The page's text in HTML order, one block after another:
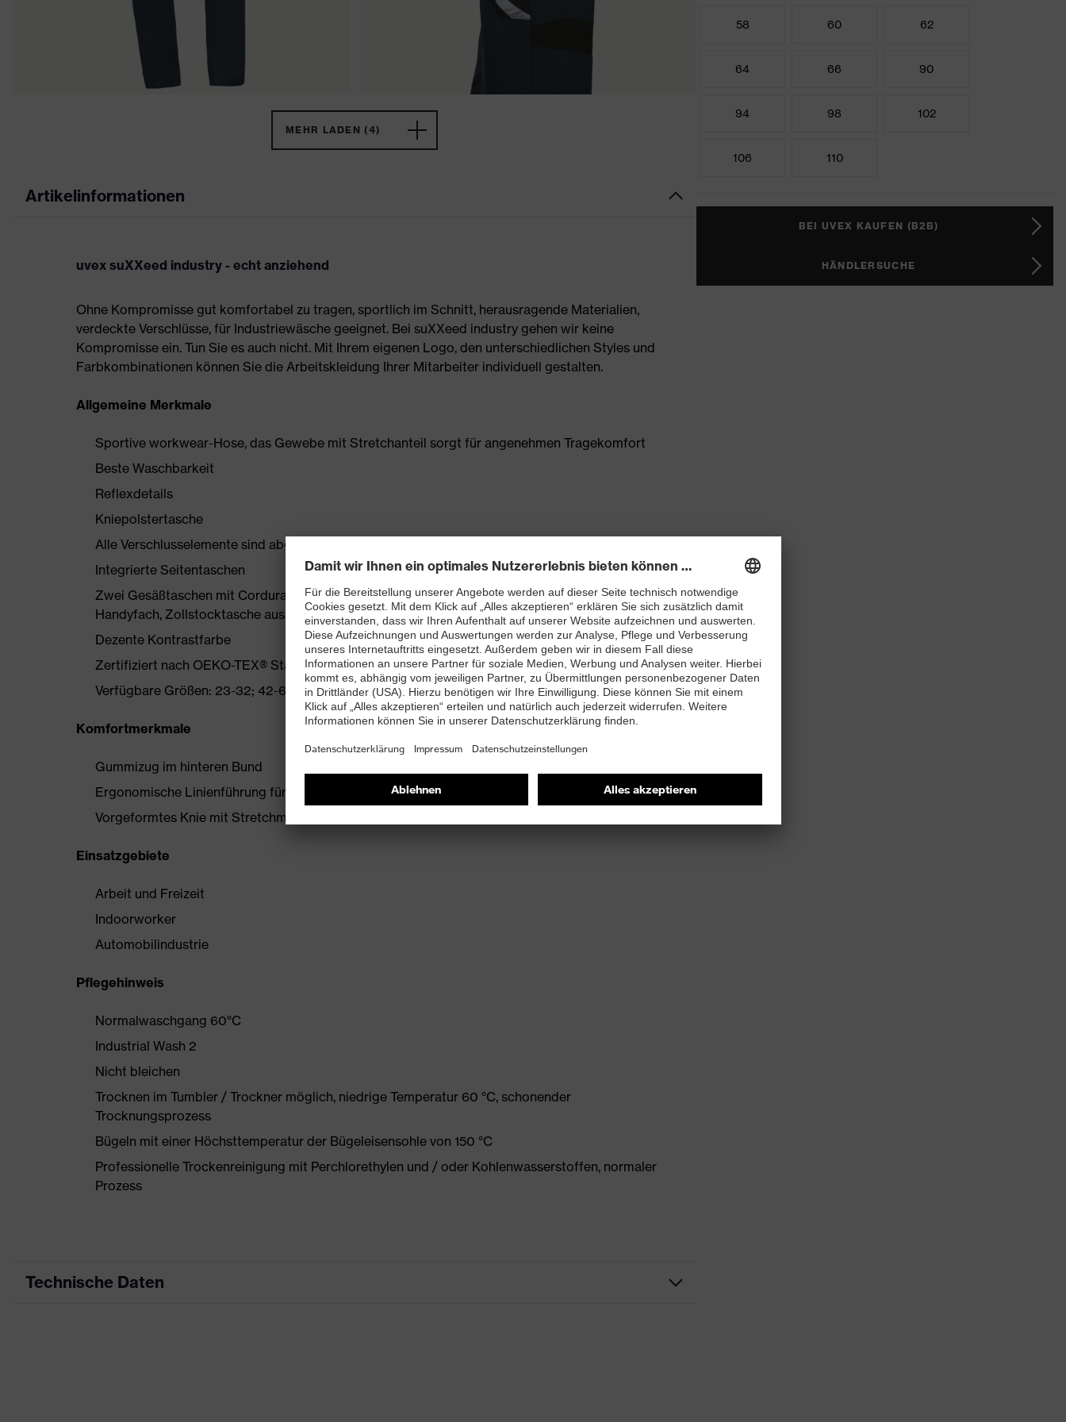
MEHR LADEN (4)
Artikelinformationen
uvex suXXeed industry - echt anziehend
Ohne Kompromisse gut komfortabel zu tragen, sportlich im Schnitt, herausragende Materialien,
verdeckte Verschlüsse, für Industriewäsche geeignet. Bei suXXeed industry gehen wir keine
Kompromisse ein. Tun Sie es auch nicht. Mit Ihrem eigenen Logo, den unterschiedlichen Styles und
Farbkombinationen können Sie die Arbeitskleidung Ihrer Mitarbeiter individuell gestalten.
Allgemeine Merkmale
Sportive workwear-Hose, das Gewebe mit Stretchanteil sorgt für angenehmen Tragekomfort
Beste Waschbarkeit
Reflexdetails
Kniepolstertasche
Alle Verschlusselemente sind abgedeckt
Integrierte Seitentaschen
Zwei Gesäßtaschen mit Cordura verstärkt, Schenkeltasche mit hohem Volumen und integriertem
Handyfach, Zollstocktasche aus Cordura
Dezente Kontrastfarbe
Zertifiziert nach OEKO-TEX® Standard 100
Verfügbare Größen: 23-32; 42-66 und 90-110
Komfortmerkmale
Gummizug im hinteren Bund
Ergonomische Linienführung für mehr Bewegungsfreiheit
Vorgeformtes Knie mit Stretchmaterial
Einsatzgebiete
Arbeit und Freizeit
Indoorworker
Automobilindustrie
Pflegehinweis
Normalwaschgang 60°C
Industrial Wash 2
Nicht bleichen
Trocknen im Tumbler / Trockner möglich, niedrige Temperatur 60 °C, schonender
Trocknungsprozess
Bügeln mit einer Höchsttemperatur der Bügeleisensohle von 150 °C
Professionelle Trockenreinigung mit Perchlorethylen und / oder Kohlenwasserstoffen, normaler
Prozess
Technische Daten
58 60 62
64 66 90
94 98 102
106 110
BEI UVEX KAUFEN (B2B)
HÄNDLERSUCHE